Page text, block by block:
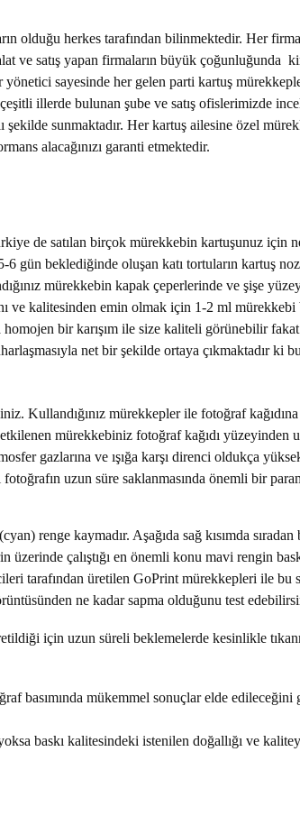
olduğu herkes tarafından bilinmektedir. Her
ve satış yapan firmaların büyük çoğunluğunda
sayesinde her gelen parti kartuş
illerde bulunan şube ve satış ofislerimizde
sunmaktadır. Her kartuş ailesine özel
alacağınızı garanti etmektedir.
de satılan birçok mürekkebin kartuşunuz
gün beklediğinde oluşan katı tortuların kartuş
mürekkebin kapak çeperlerinde ve şişe
ve kalitesinden emin olmak için 1-2 ml
homojen bir karışım ile size kaliteli görünebilir
net bir şekilde ortaya çıkmaktadır
Kullandığınız mürekkepler ile fotoğraf
etkilenen mürekkebiniz fotoğraf kağıdı
gazlarına ve ışığa karşı direnci oldukça
uzun süre saklanmasında önemli bir
renge kaymadır. Aşağıda sağ kısımda
çalıştığı en önemli konu mavi rengin
tarafından üretilen GoPrint mürekkepleri ile bu
ne kadar sapma olduğunu test
için uzun süreli beklemelerde kesinlikle
basımında mükemmel sonuçlar elde edileceğini
baskı kalitesindeki istenilen doğallığı ve